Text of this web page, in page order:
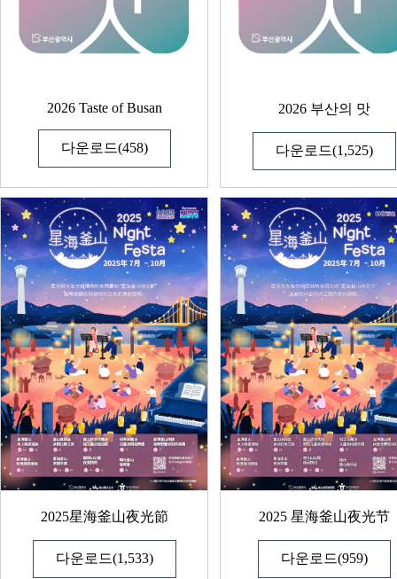
2026 Taste of Busan
다운로드(458)
2026 부산의 맛
다운로드(1,525)
2025星海釜山夜光節
다운로드(1,533)
2025 星海釜山夜光节
다운로드(959)